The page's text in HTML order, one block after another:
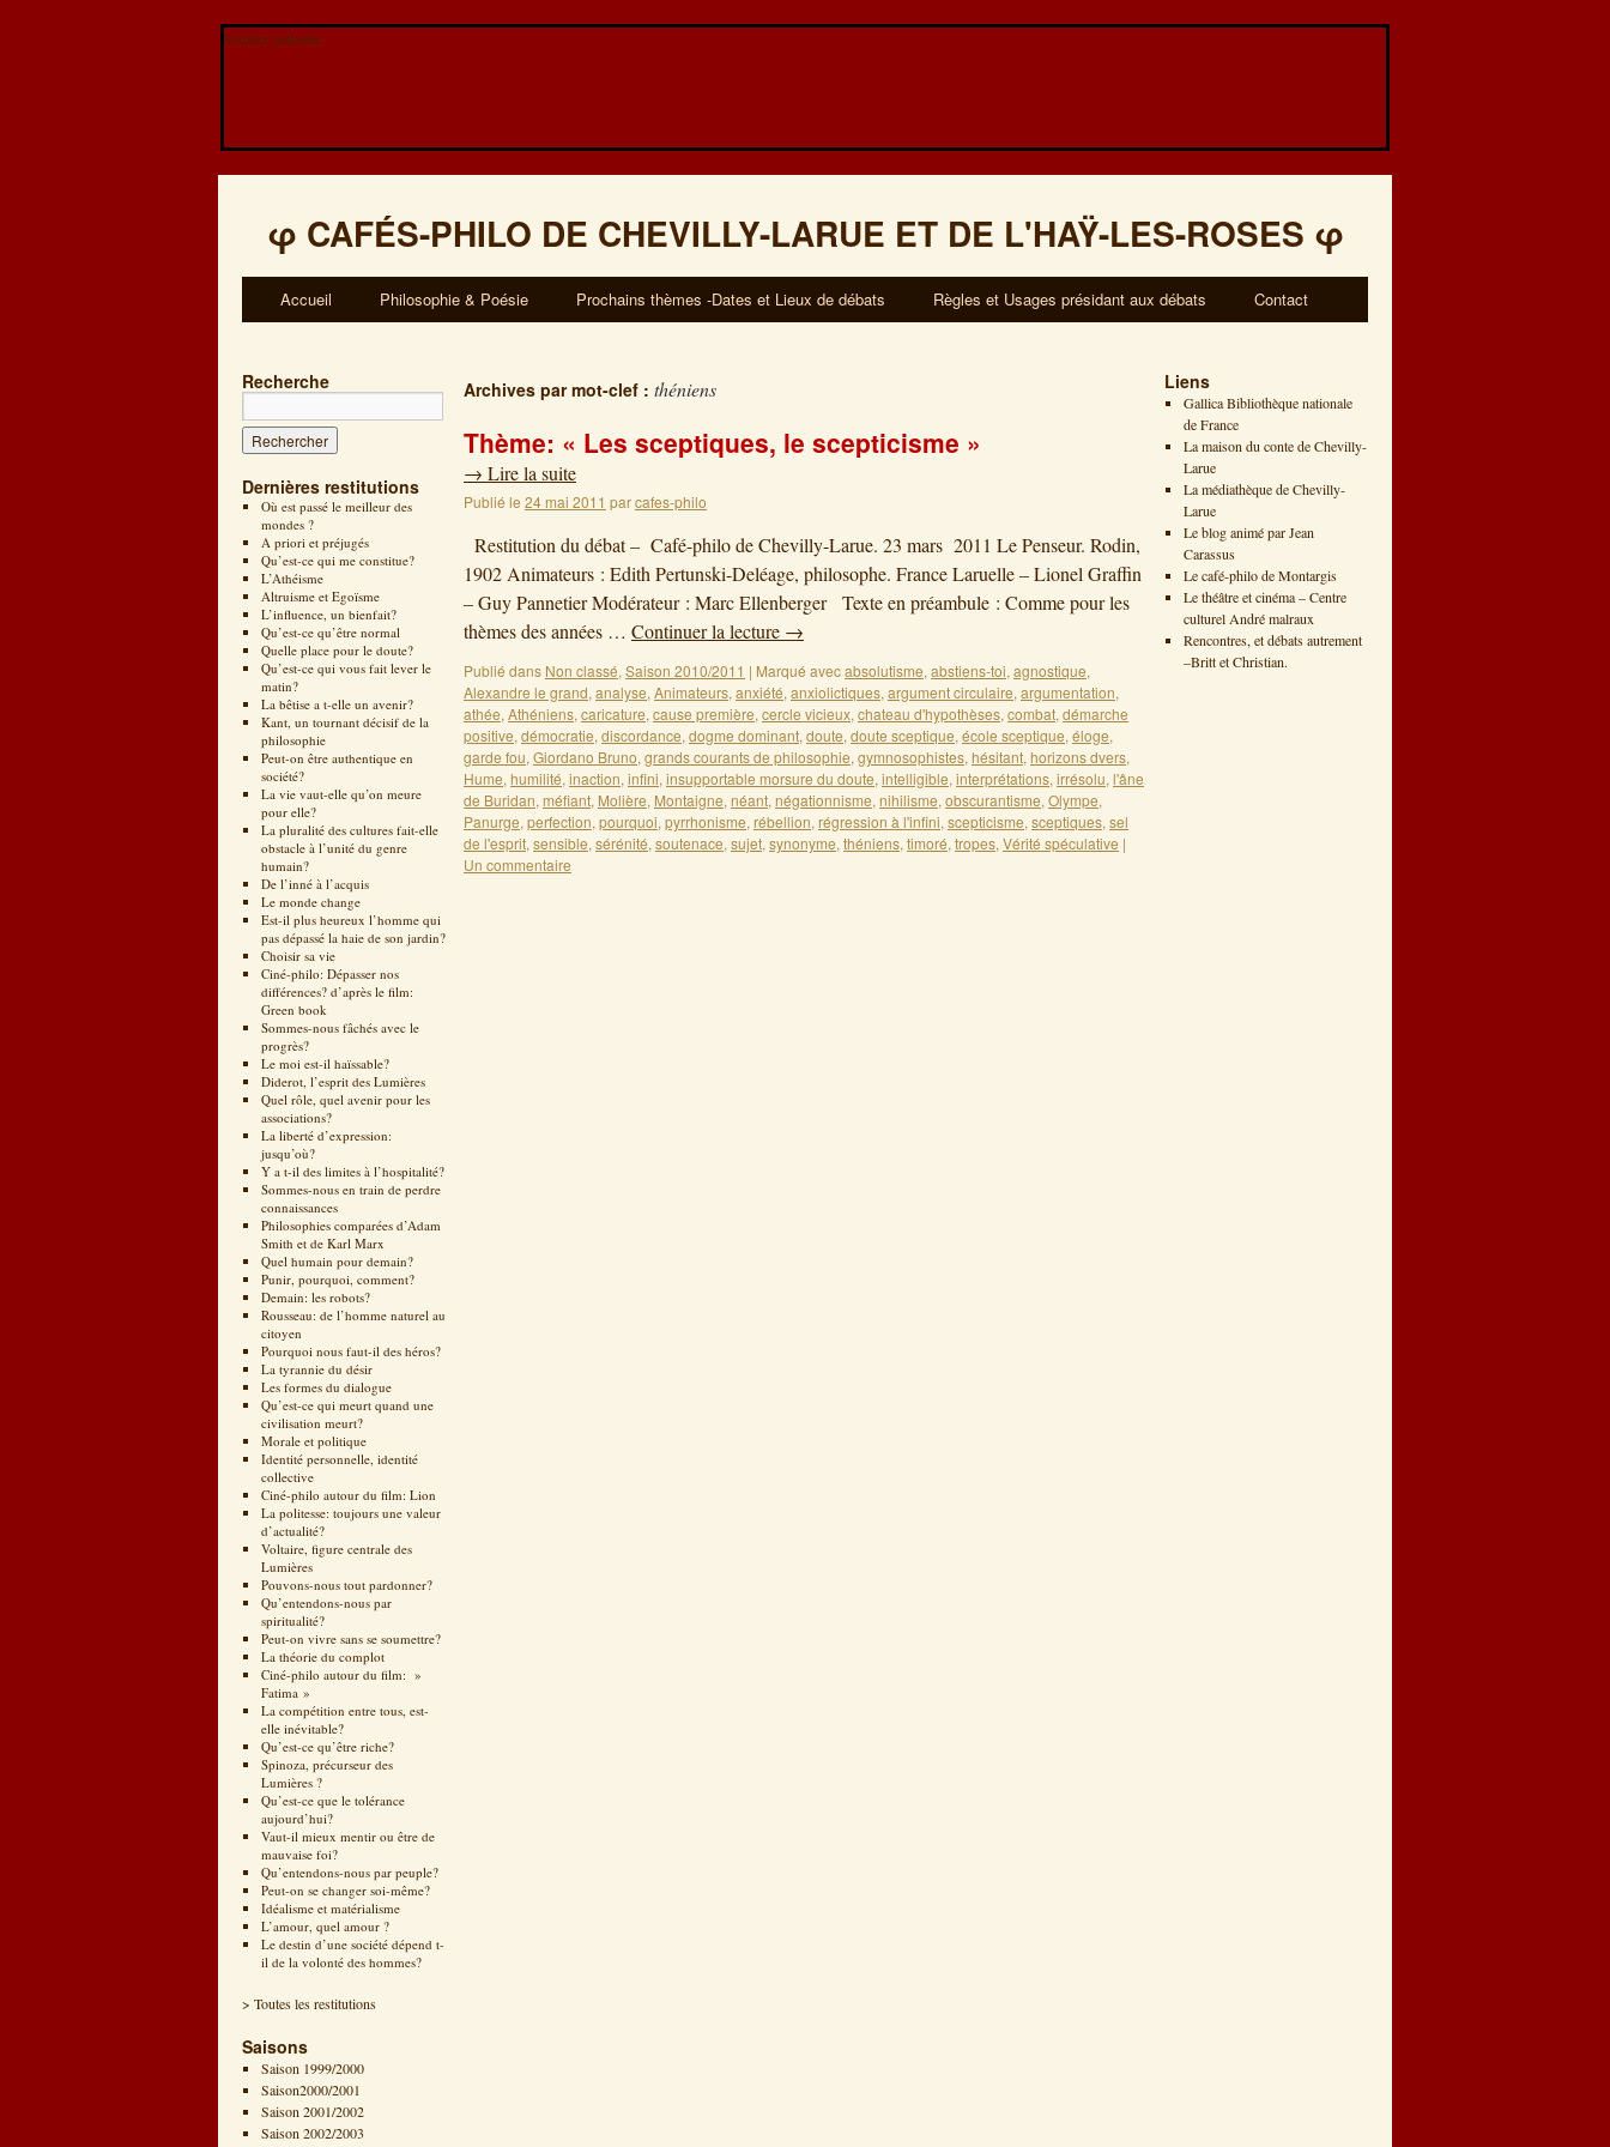
Veuillez patienter...
φ CAFÉS-PHILO DE CHEVILLY-LARUE ET DE L'HAŸ-LES-ROSES φ
Accueil Philosophie & Poésie Prochains thèmes -Dates et Lieux de débats Règles et Usages présidant aux débats Contact
Recherche
Dernières restitutions
Où est passé le meilleur des
mondes ?
A priori et préjugés
Qu’est-ce qui me constitue?
L’Athéisme
Altruisme et Egoïsme
L’influence, un bienfait?
Qu’est-ce qu’être normal
Quelle place pour le doute?
Qu’est-ce qui vous fait lever le
matin?
La bêtise a t-elle un avenir?
Kant, un tournant décisif de la
philosophie
Peut-on être authentique en
société?
La vie vaut-elle qu’on meure
pour elle?
La pluralité des cultures fait-elle
obstacle à l’unité du genre
humain?
De l’inné à l’acquis
Le monde change
Est-il plus heureux l’homme qui
pas dépassé la haie de son jardin?
Choisir sa vie
Ciné-philo: Dépasser nos
différences? d’après le film:
Green book
Sommes-nous fâchés avec le
progrès?
Le moi est-il haïssable?
Diderot, l’esprit des Lumières
Quel rôle, quel avenir pour les
associations?
La liberté d’expression:
jusqu’où?
Y a t-il des limites à l’hospitalité?
Sommes-nous en train de perdre
connaissances
Philosophies comparées d’Adam
Smith et de Karl Marx
Quel humain pour demain?
Punir, pourquoi, comment?
Demain: les robots?
Rousseau: de l’homme naturel au
citoyen
Pourquoi nous faut-il des héros?
La tyrannie du désir
Les formes du dialogue
Qu’est-ce qui meurt quand une
civilisation meurt?
Morale et politique
Identité personnelle, identité
collective
Ciné-philo autour du film: Lion
La politesse: toujours une valeur
d’actualité?
Voltaire, figure centrale des
Lumières
Pouvons-nous tout pardonner?
Qu’entendons-nous par
spiritualité?
Peut-on vivre sans se soumettre?
La théorie du complot
Ciné-philo autour du film: »
Fatima »
La compétition entre tous, est-
elle inévitable?
Qu’est-ce qu’être riche?
Spinoza, précurseur des
Lumières ?
Qu’est-ce que le tolérance
aujourd’hui?
Vaut-il mieux mentir ou être de
mauvaise foi?
Qu’entendons-nous par peuple?
Peut-on se changer soi-même?
Idéalisme et matérialisme
L’amour, quel amour ?
Le destin d’une société dépend t-
il de la volonté des hommes?
> Toutes les restitutions
Saisons
Saison 1999/2000
Saison2000/2001
Saison 2001/2002
Saison 2002/2003
Archives par mot-clef : théniens
Thème: « Les sceptiques, le scepticisme »
→ Lire la suite
Publié le 24 mai 2011 parcafes-philo
Restitution du débat – Café-philo de Chevilly-Larue. 23 mars 2011 Le Penseur. Rodin,
1902 Animateurs : Edith Pertunski-Deléage, philosophe. France Laruelle – Lionel Graffin
– Guy Pannetier Modérateur : Marc Ellenberger Texte en préambule : Comme pour les
thèmes des années … Continuer la lecture →
Publié dans Non classé, Saison 2010/2011 | Marqué avecabsolutisme, abstiens-toi, agnostique,
Alexandre le grand, analyse, Animateurs, anxiété, anxiolictiques, argument circulaire, argumentation,
athée, Athéniens, caricature, cause première, cercle vicieux, chateau d'hypothèses, combat, démarche
positive, démocratie, discordance, dogme dominant, doute, doute sceptique, école sceptique, éloge,
garde fou, Giordano Bruno, grands courants de philosophie, gymnosophistes, hésitant, horizons dvers,
Hume, humilité, inaction, infini, insupportable morsure du doute, intelligible, interprétations, irrésolu, l'âne
de Buridan, méfiant, Molière, Montaigne, néant, négationnisme, nihilisme, obscurantisme, Olympe,
Panurge, perfection, pourquoi, pyrrhonisme, rébellion, régression à l'infini, scepticisme, sceptiques, sel
de l'esprit, sensible, sérénité, soutenace, sujet, synonyme, théniens, timoré, tropes, Vérité spéculative |
Un commentaire
Liens
Gallica Bibliothèque nationale
de France
La maison du conte de Chevilly-
Larue
La médiathèque de Chevilly-
Larue
Le blog animé par Jean
Carassus
Le café-philo de Montargis
Le théâtre et cinéma – Centre
culturel André malraux
Rencontres, et débats autrement
–Britt et Christian.